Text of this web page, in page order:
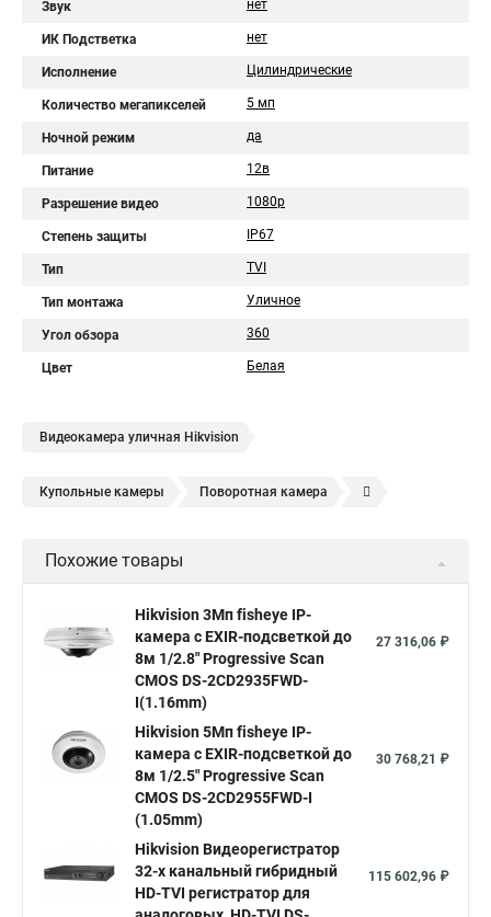
Звук нет
ИК Подстветка нет
Исполнение Цилиндрические
Количество мегапикселей 5 мп
Ночной режим да
Питание 12в
Разрешение видео 1080p
Степень защиты IP67
Тип TVI
Тип монтажа Уличное
Угол обзора 360
Цвет Белая
Видеокамера уличная Hikvision
Купольные камеры Поворотная камера
Камера видеонаблюдения hikvision
Hikvision купить Hikvision уличная ip камера
Hikvision poe
Hikvision 2 8 mm Hikvision camera Hikvision 2cd1148 i b
Видеонаблюдение Ip видеокамеры
Hikvision 2cd2142fwd
Hikvision ds 2cd1148 hikvision ds 2cd1148 i b
hikvision ds 2cd2042wd i Видеокамера hikvision
Похожие товары
Hikvision 3Мп fisheye IP-
камера c EXIR-подсветкой до
8м 1/2.8" Progressive Scan
CMOS DS-2CD2935FWD-
I(1.16mm)
27 316,06 ₽
Hikvision 5Мп fisheye IP-
камера c EXIR-подсветкой до
8м 1/2.5" Progressive Scan
CMOS DS-2CD2955FWD-I
(1.05mm)
30 768,21 ₽
Hikvision Видеорегистратор
32-х канальный гибридный
HD-TVI регистратор для
115 602,96 ₽